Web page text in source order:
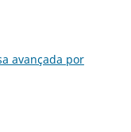
avançada por